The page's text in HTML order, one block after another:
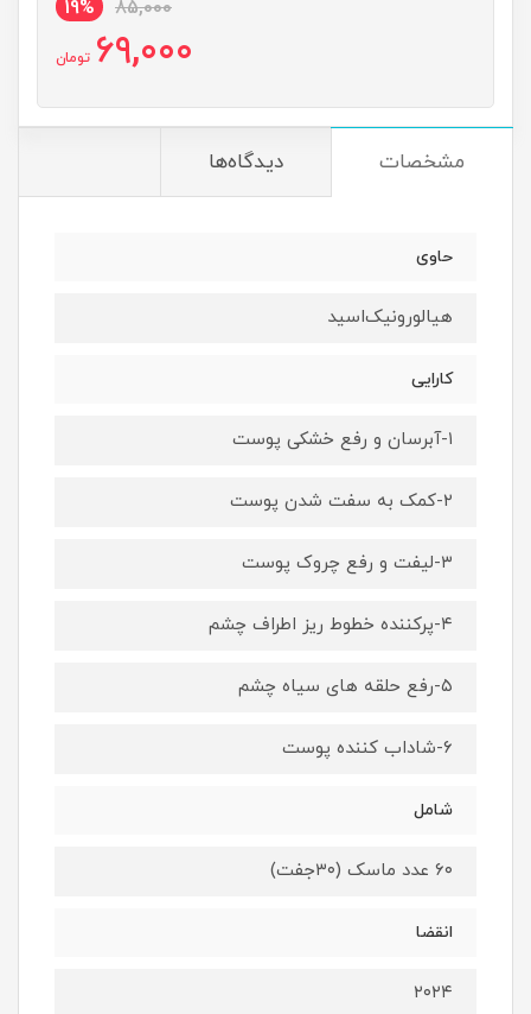
85,000
19%
69,000 تومان
مشخصات دیدگاه‌ها
حاوی
هیالورونیک‌اسید
کارایی
۱-آبرسان و رفع خشکی پوست
۲-کمک به سفت شدن پوست
۳-لیفت و رفع چروک پوست
۴-پرکننده خطوط ریز اطراف چشم
۵-رفع حلقه های سیاه چشم
۶-شاداب کننده پوست
شامل
۶۰ عدد ماسک (۳۰جفت)
انقضا
۲۰۲۴